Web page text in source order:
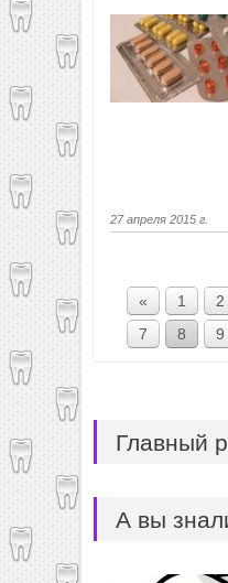
27 апреля 2015 г.
« 1 2
7
8 9
Главный
А вы